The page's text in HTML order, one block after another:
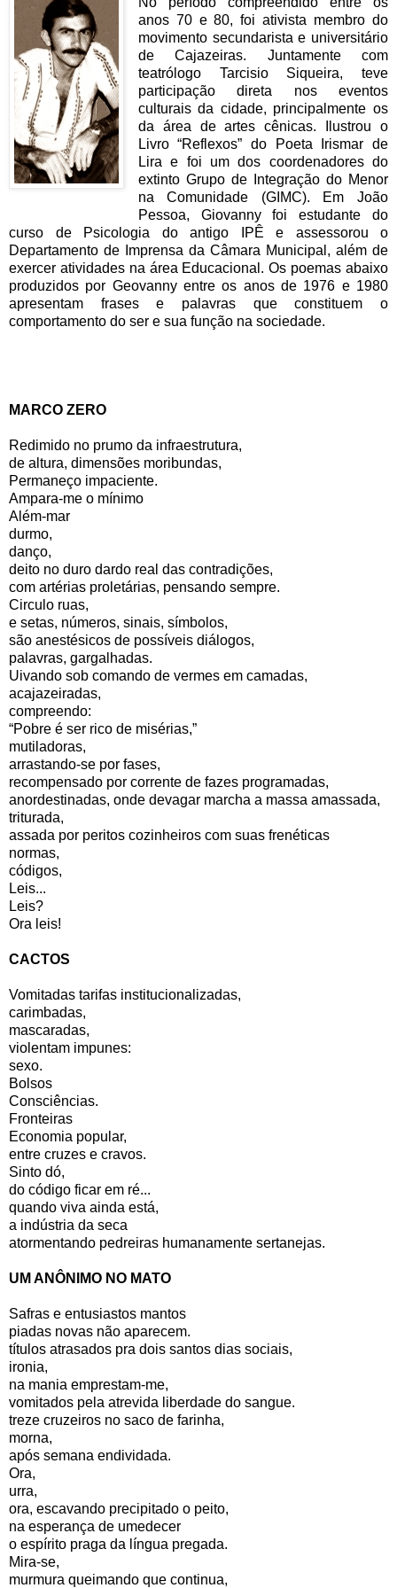
anos 70 e 80, foi ativista membro do
movimento secundarista e universitário
de Cajazeiras. Juntamente com
teatrólogo Tarcisio Siqueira, teve
participação direta nos eventos
culturais da cidade, principalmente os
da área de artes cênicas. Ilustrou o
Livro “Reflexos” do Poeta Irismar de
Lira e foi um dos coordenadores do
extinto Grupo de Integração do Menor
na Comunidade (GIMC). Em João
Pessoa, Giovanny foi estudante do
curso de Psicologia do antigo IPÊ e assessorou o
Departamento de Imprensa da Câmara Municipal, além de
exercer atividades na área Educacional. Os poemas abaixo
produzidos por Geovanny entre os anos de 1976 e 1980
apresentam frases e palavras que constituem o
comportamento do ser e sua função na sociedade.
MARCO ZERO
Redimido no prumo da infraestrutura,
de altura, dimensões moribundas,
Permaneço impaciente.
Ampara-me o mínimo
Além-mar
durmo,
danço,
deito no duro dardo real das contradições,
com artérias proletárias, pensando sempre.
Circulo ruas,
e setas, números, sinais, símbolos,
são anestésicos de possíveis diálogos,
palavras, gargalhadas.
Uivando sob comando de vermes em camadas,
acajazeiradas,
compreendo:
“Pobre é ser rico de misérias,”
mutiladoras,
arrastando-se por fases,
recompensado por corrente de fazes programadas,
anordestinadas, onde devagar marcha a massa amassada,
triturada,
assada por peritos cozinheiros com suas frenéticas
normas,
códigos,
Leis...
Leis?
Ora leis!
CACTOS
Vomitadas tarifas institucionalizadas,
carimbadas,
mascaradas,
violentam impunes:
sexo.
Bolsos
Consciências.
Fronteiras
Economia popular,
entre cruzes e cravos.
Sinto dó,
do código ficar em ré...
quando viva ainda está,
a indústria da seca
atormentando pedreiras humanamente sertanejas.
UM ANÔNIMO NO MATO
Safras e entusiastos mantos
piadas novas não aparecem.
títulos atrasados pra dois santos dias sociais,
ironia,
na mania emprestam-me,
vomitados pela atrevida liberdade do sangue.
treze cruzeiros no saco de farinha,
morna,
após semana endividada.
Ora,
urra,
ora, escavando precipitado o peito,
na esperança de umedecer
o espírito praga da língua pregada.
Mira-se,
murmura queimando que continua,